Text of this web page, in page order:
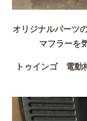
オリジナルパーツ
マフラーを
トゥインゴ 電動